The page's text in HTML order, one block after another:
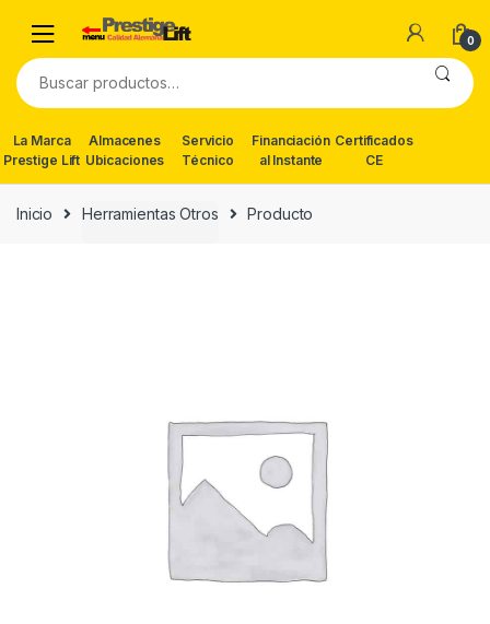
navigation
content
0
Buscar
por:
La Marca
Prestige Lift
Almacenes
Ubicaciones
Servicio
Técnico
Financiación
al Instante
Certificados
CE
Inicio Herramientas Otros Producto